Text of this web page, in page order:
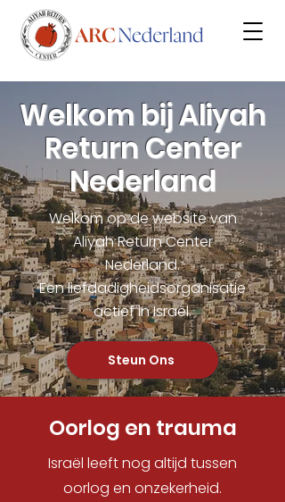
Welkom bij Aliyah
Return Center
Nederland
Welkom op de website van
Aliyah Return Center
Nederland.
Een liefdadigheidsorganisatie
actief in Israël.
Steun Ons
Oorlog en trauma
Israël leeft nog altijd tussen
oorlog en onzekerheid.